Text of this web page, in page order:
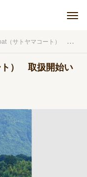
マコート） 取扱開始いたしました①
ト） 取扱開始い